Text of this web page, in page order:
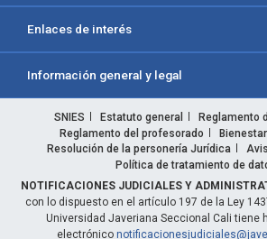
Enlaces de interés
Información general y legal
SNIES Estatuto general
Reglamento
Reglamento del profesorado
Resolución de la personería Jurídica
Política de tratamiento de
NOTIFICACIONES JUDICIALES Y
con lo dispuesto en el artículo 197 de la Ley
Universidad Javeriana Seccional Cali tiene
electrónico